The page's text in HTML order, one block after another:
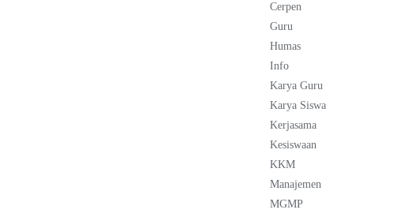
Cerpen
Guru
Humas
Info
Karya Guru
Karya Siswa
Kerjasama
Kesiswaan
KKM
Manajemen
MGMP